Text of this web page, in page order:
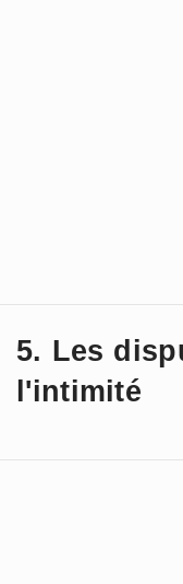
5. Les
l'intimité